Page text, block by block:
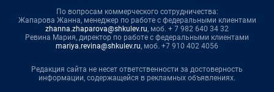
По вопросам коммерческого сотрудничества:
Жапарова Жанна, менеджер по работе с федеральными клиентами
zhanna.zhaparova@shkulev.ru, моб. + 7 982 640 34 32
Ревина Мария, директор по работе с федеральными клиентами
mariya.revina@shkulev.ru, моб. +7 910 402 4056
Редакция сайта не несет ответственности за достоверность
информации, содержащейся в рекламных объявлениях.